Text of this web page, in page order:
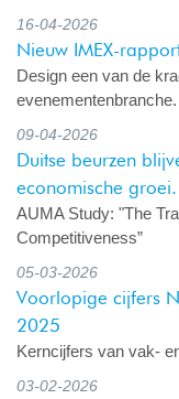
16-04-2026
Nieuw IMEX-
Design een van de
evenementenbranche.
09-04-2026
Duitse beurzen
economische groei.
AUMA Study: "The
Competitiveness”
05-03-2026
Voorlopige cijfers
2025
Kerncijfers van vak-
03-02-2026